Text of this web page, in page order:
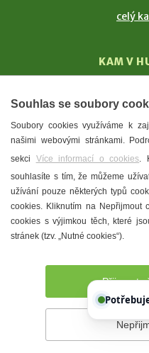
celý
KAM V
T. G.
Městské
Prohlášení o přístupnosti
Souhlas se soubory
Soubory cookies využíváme k
našimi webovými stránkami.
sekci Více informací o cookies.
souhlasíte s tím, že můžeme
užívání pouze některých typů
cookies. Kliknutím na Nepřijmout
cookies s výjimkou těch, které
stránek (tzv. „Nutné cookies“).
Přijmout
Potřebujete